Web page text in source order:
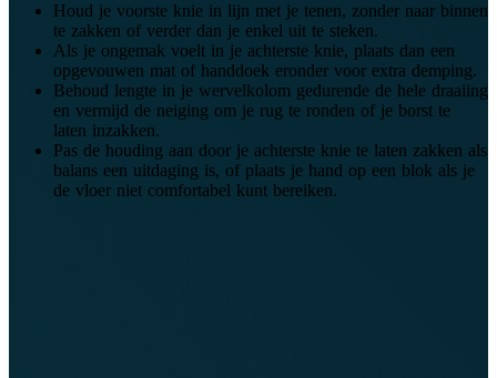
Houd je voorste knie in lijn met je tenen, zonder naar binnen
te zakken of verder dan je enkel uit te steken.
Als je ongemak voelt in je achterste knie, plaats dan een
opgevouwen mat of handdoek eronder voor extra demping.
Behoud lengte in je wervelkolom gedurende de hele draaiing
en vermijd de neiging om je rug te ronden of je borst te
laten inzakken.
Pas de houding aan door je achterste knie te laten zakken als
balans een uitdaging is, of plaats je hand op een blok als je
de vloer niet comfortabel kunt bereiken.